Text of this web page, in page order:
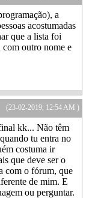
a
acostumadas
que a lista foi
com outro nome e
(23-02-2019, 12:54 AM )
kk... Não têm
tu entra no
costuma ir
que deve ser o
com o fórum, que
de mim. E
ou perguntar.